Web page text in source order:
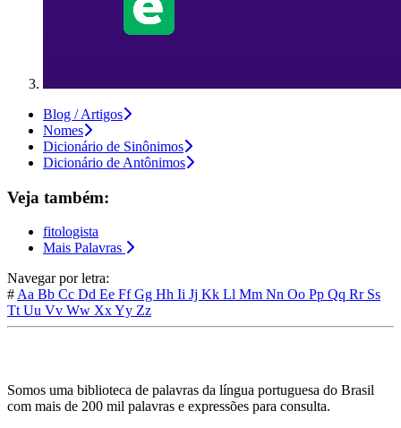
Blog / Artigos
Nomes
Dicionário de Sinônimos
Dicionário de Antônimos
Veja também:
fitologista
Mais Palavras
Navegar por letra:
# Aa Bb Cc Dd Ee FfGg Hh Ii Jj Kk Ll Mm Nn Oo Pp Qq Rr Ss
Tt Uu Vv Ww XxYy Zz
Somos uma biblioteca de palavras da língua portuguesa do Brasil
com mais de 200 mil palavras e expressões para consulta.